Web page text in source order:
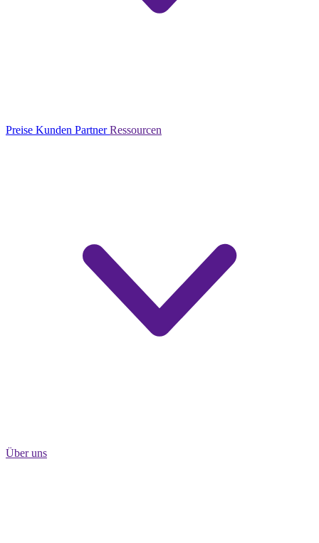
Preise Kunden Partner Ressourcen
Über uns